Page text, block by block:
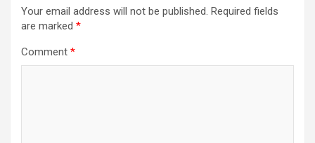
Your email address will not be published. Required fields
are marked *
Comment *